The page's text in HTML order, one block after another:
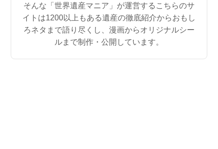
そんな「世界遺産マニア」が運営するこちらのサ
イトは1200以上もある遺産の徹底紹介からおもし
ろネタまで語り尽くし、漫画からオリジナルシー
ルまで制作・公開しています。